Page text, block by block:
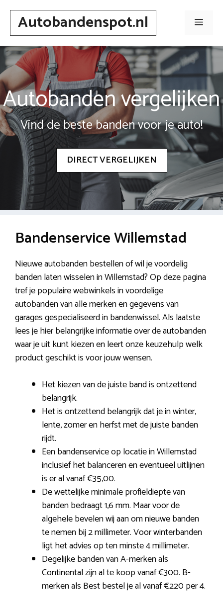
Spring
inhoudAutobandenspot.nl Menu
Autobanden vergelijken
Vind de beste banden voor je auto!
DIRECT VERGELIJKEN
Bandenservice Willemstad
Nieuwe autobanden bestellen of wil je voordelig
banden laten wisselen in Willemstad? Op deze pagina
tref je populaire webwinkels in voordelige
autobanden van alle merken en gegevens van
garages gespecialiseerd in bandenwissel. Als laatste
lees je hier belangrijke informatie over de autobanden
waar je uit kunt kiezen en leert onze keuzehulp welk
product geschikt is voor jouw wensen.
Het kiezen van de juiste band is ontzettend
belangrijk.
Het is ontzettend belangrijk dat je in winter,
lente, zomer en herfst met de juiste banden
rijdt.
Een bandenservice op locatie in Willemstad
inclusief het balanceren en eventueel uitlijnen
is er al vanaf €35,00.
De wettelijke minimale profieldiepte van
banden bedraagt 1,6 mm. Maar voor de
algehele bevelen wij aan om nieuwe banden
te nemen bij 2 millimeter. Voor winterbanden
ligt het advies op ten minste 4 millimeter.
Degelijke banden van A-merken als
Continental zijn al te koop vanaf €300. B-
merken als Best bestel je al vanaf €220 per 4.